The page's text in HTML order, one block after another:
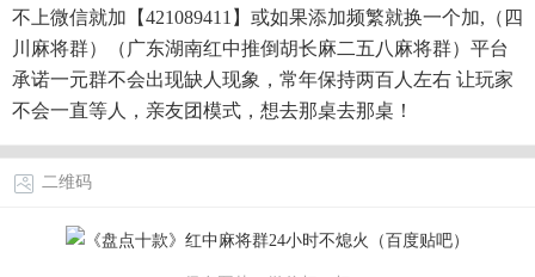
不上微信就加【421089411】或如果添加频繁就换一个加,（四
川麻将群）（广东湖南红中推倒胡长麻二五八麻将群）平台
承诺一元群不会出现缺人现象，常年保持两百人左右 让玩家
不会一直等人，亲友团模式，想去那桌去那桌！
二维码